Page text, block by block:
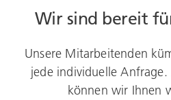
Wir sind bereit
Unsere Mitarbeitenden
jede individuelle
können wir Ihnen